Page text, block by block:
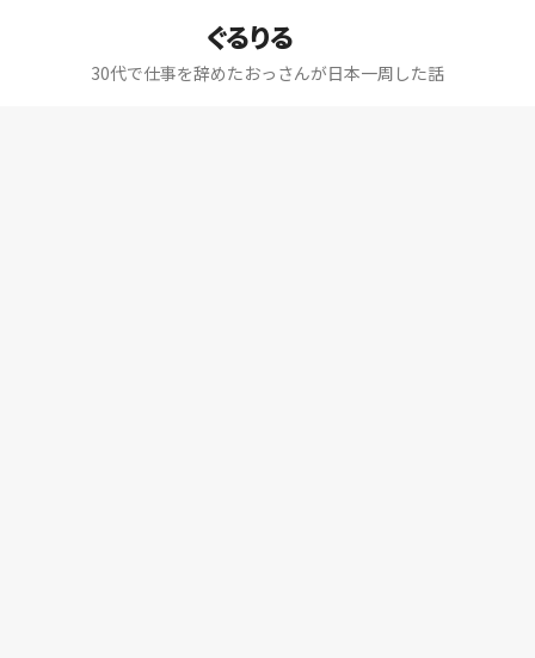
ぐるりる
30代で仕事を辞めたおっさんが日本一周した話